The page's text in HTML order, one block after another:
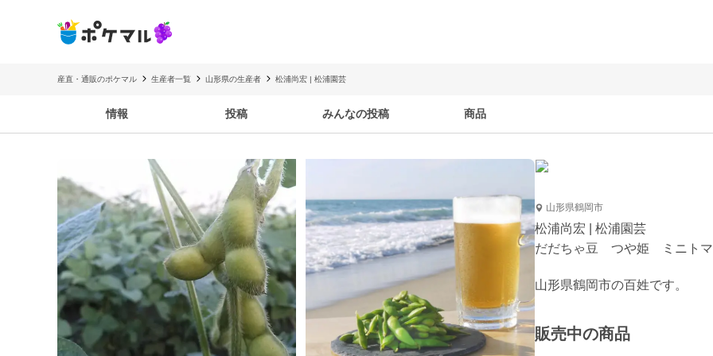
産直・通販のポケマル 生産者一覧 山形県の生産者 松浦尚宏 | 松浦園芸
情報 投稿 みんなの投稿 商品
山形県鶴岡市
松浦尚宏 | 松浦園芸
だだちゃ豆 つや姫 ミニト
山形県鶴岡市の百姓です。
販売中の商品